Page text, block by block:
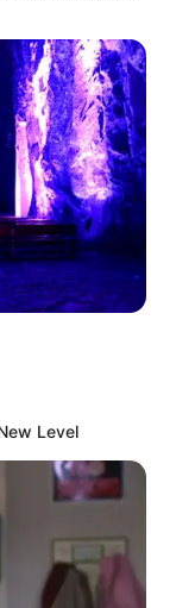
Level